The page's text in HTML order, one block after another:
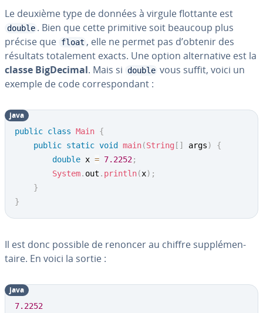
Le deuxième type de données à virgule flottante est
double . Bien que cette primitive soit beaucoup plus
précise que float , elle ne permet pas d’obtenir des
résultats to­ta­le­ment exacts. Une option al­ter­na­tive est la
classe Big­De­ci­mal. Mais si double vous suffit, voici un
exemple de code cor­res­pon­dant :
public class Main {
public static void main(String [ ] args)
{
double x = 7.2252;
System. out . println(x) ;
}
}
java
Il est donc possible de renoncer au chiffre sup­plé­men­
taire. En voici la sortie :
7.2252
java